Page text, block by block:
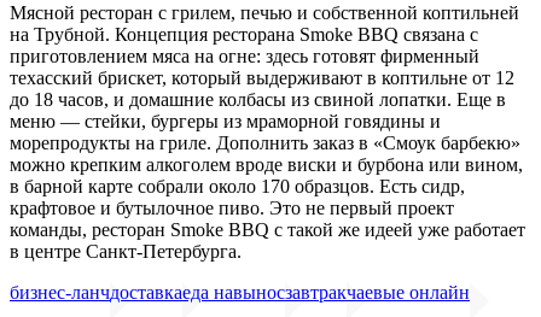
Мясной ресторан с грилем, печью и собственной коптильней
на Трубной. Концепция ресторана Smoke BBQ связана с
приготовлением мяса на огне: здесь готовят фирменный
техасский брискет, который выдерживают в коптильне от 12
до 18 часов, и домашние колбасы из свиной лопатки. Еще в
меню — стейки, бургеры из мраморной говядины и
морепродукты на гриле. Дополнить заказ в «Смоук барбекю»
можно крепким алкоголем вроде виски и бурбона или вином,
в барной карте собрали около 170 образцов. Есть сидр,
крафтовое и бутылочное пиво. Это не первый проект
команды, ресторан Smoke BBQ с такой же идеей уже работает
в центре Санкт-Петербурга.
бизнес-ланчдоставкаеда навыносзавтракчаевые онлайн